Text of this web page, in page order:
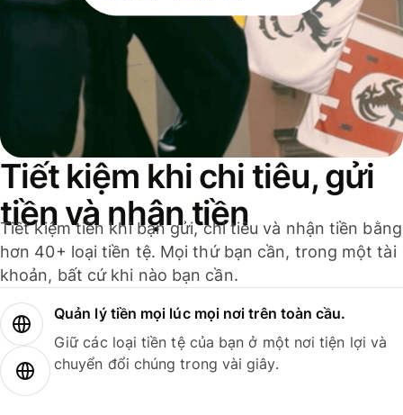
Tiết kiệm khi chi tiêu, gửi
tiền và nhận tiền
Tiết kiệm tiền khi bạn gửi, chi tiêu và nhận tiền bằng
hơn 40+ loại tiền tệ. Mọi thứ bạn cần, trong một tài
khoản, bất cứ khi nào bạn cần.
Quản lý tiền mọi lúc mọi nơi trên toàn cầu.
Giữ các loại tiền tệ của bạn ở một nơi tiện lợi và
chuyển đổi chúng trong vài giây.